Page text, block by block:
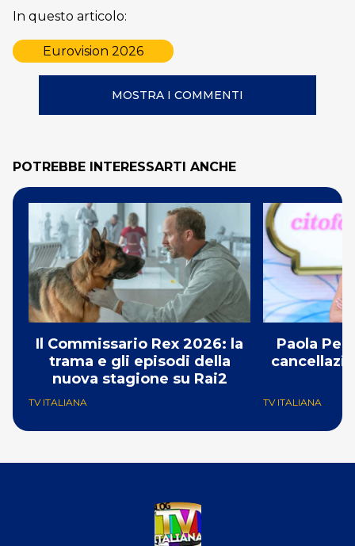
In questo articolo:
Eurovision 2026
MOSTRA I COMMENTI
POTREBBE INTERESSARTI ANCHE
Il Commissario Rex 2026: la
trama e gli episodi della
nuova stagione su Rai2
TV ITALIANA
Paola
TV ITALIANA